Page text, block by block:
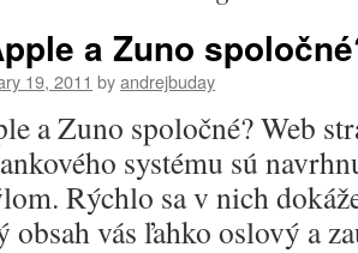
a Zuno
19, 2011 byandrejbuday
a Zuno spoločné? Web
systému sú
Rýchlo sa v nich
vás ľahko oslový a